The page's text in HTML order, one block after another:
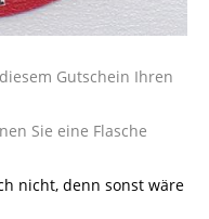
Gutschein Ihren
Sie eine Flasche
nicht, denn sonst wäre